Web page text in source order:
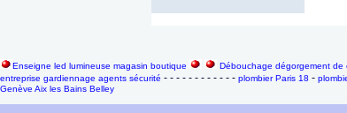
Enseigne led lumineuse magasin boutique Débouchage dégorgement
entreprise gardiennage agents sécurité - - - - - - - - - - - - plombier Paris 18 -
Genève Aix les Bains Belley